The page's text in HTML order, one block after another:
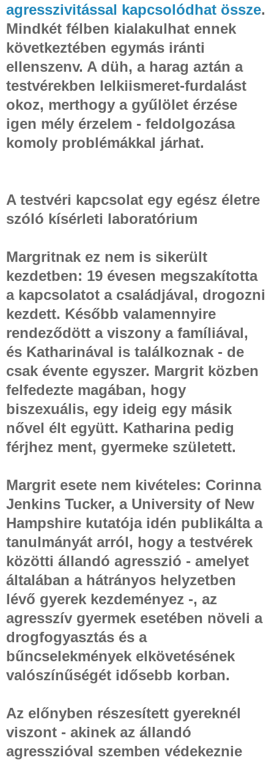
agresszivitással kapcsolódhat össze.
Mindkét félben kialakulhat ennek
következtében egymás iránti
ellenszenv. A düh, a harag aztán a
testvérekben lelkiismeret-furdalást
okoz, merthogy a gyűlölet érzése
igen mély érzelem - feldolgozása
komoly problémákkal járhat.
A testvéri kapcsolat egy egész életre
szóló kísérleti laboratórium
Margritnak ez nem is sikerült
kezdetben: 19 évesen megszakította
a kapcsolatot a családjával, drogozni
kezdett. Később valamennyire
rendeződött a viszony a famíliával,
és Katharinával is találkoznak - de
csak évente egyszer. Margrit közben
felfedezte magában, hogy
biszexuális, egy ideig egy másik
nővel élt együtt. Katharina pedig
férjhez ment, gyermeke született.
Margrit esete nem kivételes: Corinna
Jenkins Tucker, a University of New
Hampshire kutatója idén publikálta a
tanulmányát arról, hogy a testvérek
közötti állandó agresszió - amelyet
általában a hátrányos helyzetben
lévő gyerek kezdeményez -, az
agresszív gyermek esetében növeli a
drogfogyasztás és a
bűncselekmények elkövetésének
valószínűségét idősebb korban.
Az előnyben részesített gyereknél
viszont - akinek az állandó
agresszióval szemben védekeznie